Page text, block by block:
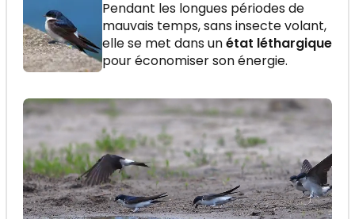
Pendant les longues périodes de
mauvais temps, sans insecte volant,
elle se met dans unétat léthargique
pour économiser son énergie.